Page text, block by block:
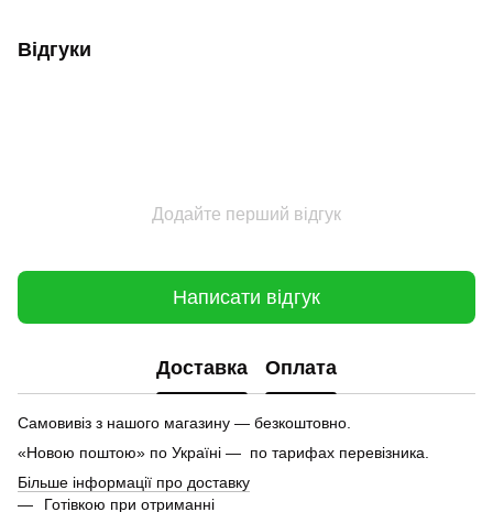
Відгуки
Додайте перший відгук
Написати відгук
Доставка Оплата
Самовивіз з нашого магазину — безкоштовно.
«Новою поштою» по Україні — по тарифах перевізника.
Більше інформації про доставку
Готівкою при отриманні